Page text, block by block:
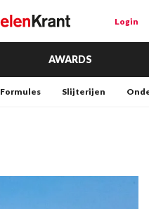
Login
AWARDS
Formules Slijterijen